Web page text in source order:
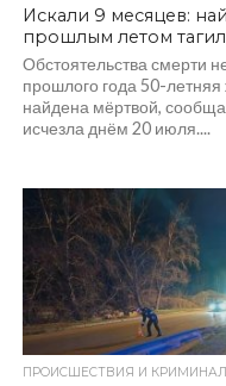
Искали 9 месяцев:
прошлым летом
Обстоятельства смерти
прошлого года 50-
найдена мёртвой,
исчезла днём 20 июля....
ПРОИСШЕСТВИЯ И КРИМИНАЛ